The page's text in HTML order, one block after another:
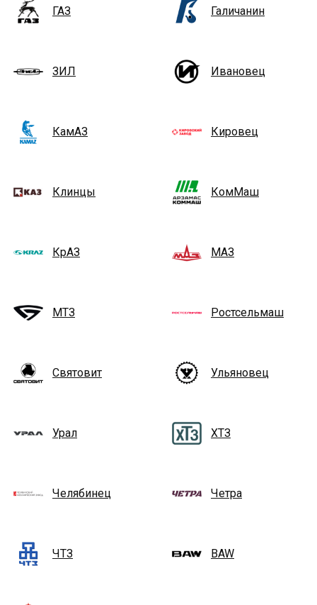
ГАЗ Галичанин
ЗИЛ Ивановец
КамАЗ Кировец
Клинцы КомМаш
КрАЗ МАЗ
МТЗ Ростсельмаш
Святовит Ульяновец
Урал ХТЗ
Челябинец Четра
ЧТЗ BAW